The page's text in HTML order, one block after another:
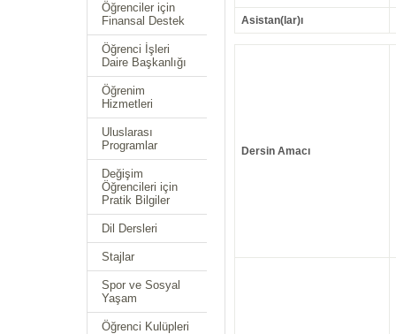
Öğrenciler için
Finansal Destek
Öğrenci İşleri
Daire Başkanlığı
Öğrenim
Hizmetleri
Uluslarası
Programlar
Değişim
Öğrencileri için
Pratik Bilgiler
Dil Dersleri
Stajlar
Spor ve Sosyal
Yaşam
Öğrenci Kulüpleri
Asistan(lar)ı
Dersin Amacı